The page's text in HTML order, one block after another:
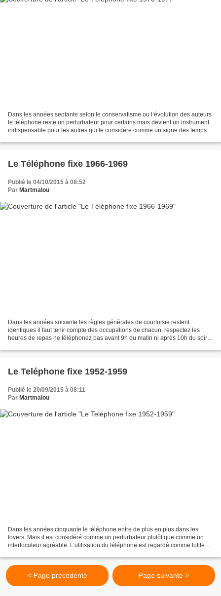
Dans les années septante selon le conservatisme ou l’évolution des auteurs
le téléphone reste un perturbateur pour certains mais devient un instrument
indispensable pour les autres qui le considère comme un signe des temps.
Le Téléphone fixe 1966-1969
Publié le 04/10/2015 à 08:52
Par Martmalou
Dans les années soixante les règles générales de courtoisie restent
identiques il faut tenir compte des occupations de chacun, respectez les
heures de repas ne téléphonez pas avant 9h du matin ni après 10h du soir. Il
Le Teléphone fixe 1952-1959
Publié le 20/09/2015 à 08:11
Par Martmalou
Dans les années cinquante le téléphone entre de plus en plus dans les
foyers. Mais il est considéré comme un perturbateur plutôt que comme un
interlocuteur agréable. L’utilisation du téléphone est regardé comme futile
< Page précédente Page suivante >